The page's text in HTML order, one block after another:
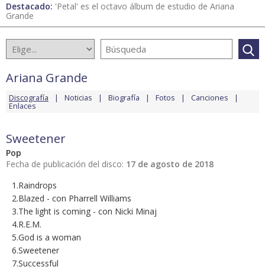
Destacado: 'Petal' es el octavo álbum de estudio de Ariana
Grande
Ariana Grande
Discografía Noticias Biografía Fotos Canciones
Enlaces
Sweetener
Pop
Fecha de publicación del disco: 17 de agosto de 2018
1.Raindrops
2.Blazed - con Pharrell Williams
3.The light is coming - con Nicki Minaj
4.R.E.M.
5.God is a woman
6.Sweetener
7.Successful